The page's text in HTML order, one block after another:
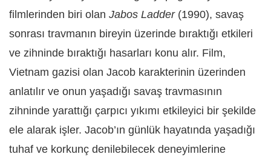
filmlerinden biri olan Jabos Ladder(1990), savaş
sonrası travmanın bireyin üzerinde bıraktığı etkileri
ve zihninde bıraktığı hasarları konu alır. Film,
Vietnam gazisi olan Jacob karakterinin üzerinden
anlatılır ve onun yaşadığı savaş travmasının
zihninde yarattığı çarpıcı yıkımı etkileyici bir şekilde
ele alarak işler. Jacob’ın günlük hayatında yaşadığı
tuhaf ve korkunç denilebilecek deneyimlerine